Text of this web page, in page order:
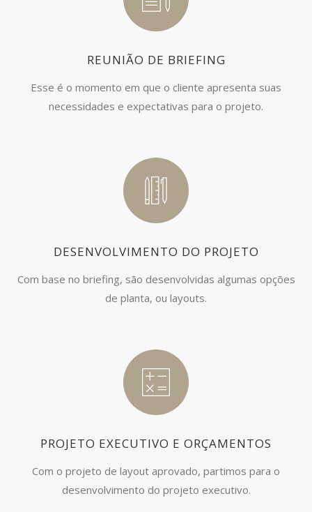
REUNIÃO DE BRIEFING
Esse é o momento em que o cliente apresenta suas
necessidades e expectativas para o projeto.
DESENVOLVIMENTO DO PROJETO
Com base no briefing, são desenvolvidas algumas opções
de planta, ou layouts.
PROJETO EXECUTIVO E ORÇAMENTOS
Com o projeto de layout aprovado, partimos para o
desenvolvimento do projeto executivo.